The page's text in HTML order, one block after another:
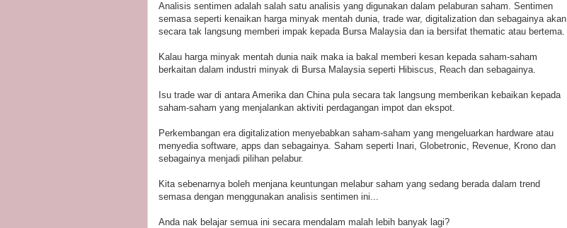
Analisis sentimen adalah salah satu analisis yang digunakan dalam pelaburan saham. Sentimen
semasa seperti kenaikan harga minyak mentah dunia, trade war, digitalization dan sebagainya akan
secara tak langsung memberi impak kepada Bursa Malaysia dan ia bersifat thematic atau bertema.
Kalau harga minyak mentah dunia naik maka ia bakal memberi kesan kepada saham-saham
berkaitan dalam industri minyak di Bursa Malaysia seperti Hibiscus, Reach dan sebagainya.
Isu trade war di antara Amerika dan China pula secara tak langsung memberikan kebaikan kepada
saham-saham yang menjalankan aktiviti perdagangan impot dan ekspot.
Perkembangan era digitalization menyebabkan saham-saham yang mengeluarkan hardware atau
menyedia software, apps dan sebagainya. Saham seperti Inari, Globetronic, Revenue, Krono dan
sebagainya menjadi pilihan pelabur.
Kita sebenarnya boleh menjana keuntungan melabur saham yang sedang berada dalam trend
semasa dengan menggunakan analisis sentimen ini...
Anda nak belajar semua ini secara mendalam malah lebih banyak lagi?